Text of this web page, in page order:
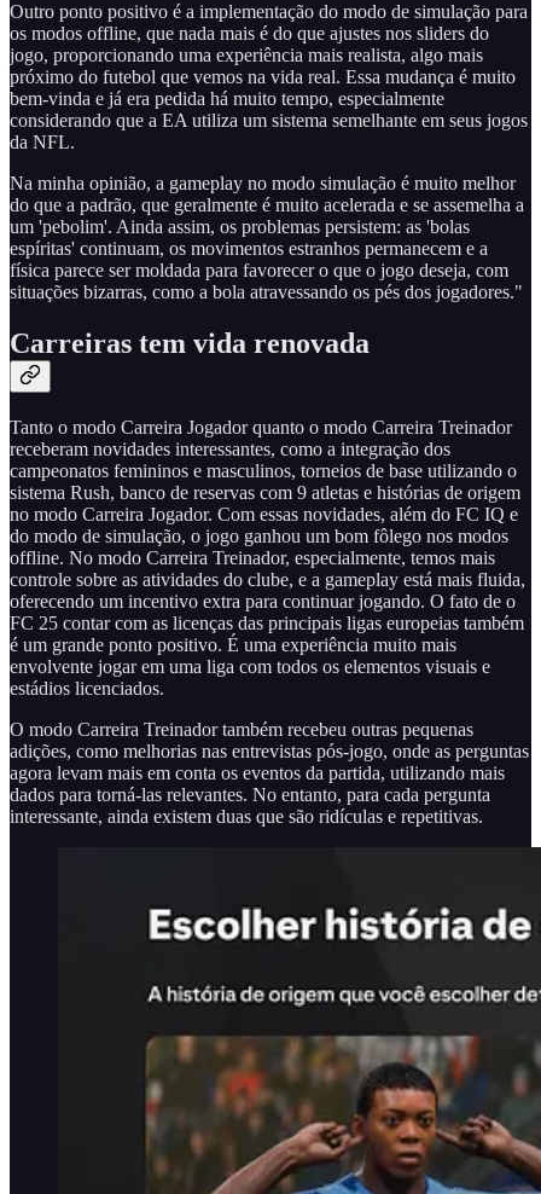
Outro ponto positivo é a implementação do modo de simulação para
os modos offline, que nada mais é do que ajustes nos sliders do
jogo, proporcionando uma experiência mais realista, algo mais
próximo do futebol que vemos na vida real. Essa mudança é muito
bem-vinda e já era pedida há muito tempo, especialmente
considerando que a EA utiliza um sistema semelhante em seus jogos
da NFL.
Na minha opinião, a gameplay no modo simulação é muito melhor
do que a padrão, que geralmente é muito acelerada e se assemelha a
um 'pebolim'. Ainda assim, os problemas persistem: as 'bolas
espíritas' continuam, os movimentos estranhos permanecem e a
física parece ser moldada para favorecer o que o jogo deseja, com
situações bizarras, como a bola atravessando os pés dos jogadores."
Carreiras tem vida renovada
Tanto o modo Carreira Jogador quanto o modo Carreira Treinador
receberam novidades interessantes, como a integração dos
campeonatos femininos e masculinos, torneios de base utilizando o
sistema Rush, banco de reservas com 9 atletas e histórias de origem
no modo Carreira Jogador. Com essas novidades, além do FC IQ e
do modo de simulação, o jogo ganhou um bom fôlego nos modos
offline. No modo Carreira Treinador, especialmente, temos mais
controle sobre as atividades do clube, e a gameplay está mais fluida,
oferecendo um incentivo extra para continuar jogando. O fato de o
FC 25 contar com as licenças das principais ligas europeias também
é um grande ponto positivo. É uma experiência muito mais
envolvente jogar em uma liga com todos os elementos visuais e
estádios licenciados.
O modo Carreira Treinador também recebeu outras pequenas
adições, como melhorias nas entrevistas pós-jogo, onde as perguntas
agora levam mais em conta os eventos da partida, utilizando mais
dados para torná-las relevantes. No entanto, para cada pergunta
interessante, ainda existem duas que são ridículas e repetitivas.